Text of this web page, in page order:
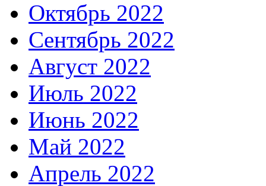
Октябрь 2022
Сентябрь 2022
Август 2022
Июль 2022
Июнь 2022
Май 2022
Апрель 2022